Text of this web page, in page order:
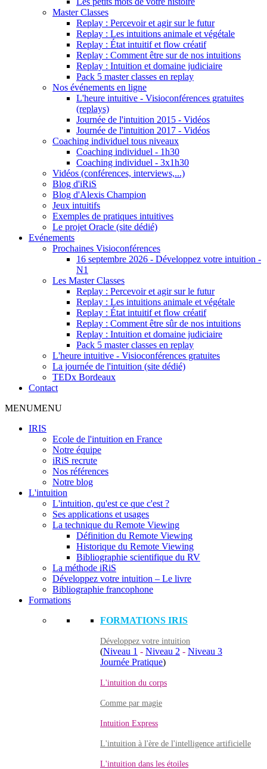
Master Classes
Replay : Percevoir et agir sur le futur
Replay : Les intuitions animale et végétale
Replay : État intuitif et flow créatif
Replay : Comment être sur de nos intuitions
Replay : Intuition et domaine judiciaire
Pack 5 master classes en replay
Nos événements en ligne
L'heure intuitive - Visioconférences gratuites
(replays)
Journée de l'intuition 2015 - Vidéos
Journée de l'intuition 2017 - Vidéos
Coaching individuel tous niveaux
Coaching individuel - 1h30
Coaching individuel - 3x1h30
Vidéos (conférences, interviews,...)
Blog d'iRiS
Blog d'Alexis Champion
Jeux intuitifs
Exemples de pratiques intuitives
Le projet Oracle (site dédié)
Evénements
Prochaines Visioconférences
16 septembre 2026 - Développez votre intuition -
N1
Les Master Classes
Replay : Percevoir et agir sur le futur
Replay : Les intuitions animale et végétale
Replay : État intuitif et flow créatif
Replay : Comment être sûr de nos intuitions
Replay : Intuition et domaine judiciaire
Pack 5 master classes en replay
L'heure intuitive - Visioconférences gratuites
La journée de l'intuition (site dédié)
TEDx Bordeaux
Contact
MENUMENU
IRIS
Ecole de l'intuition en France
Notre équipe
iRiS recrute
Nos références
Notre blog
L'intuition
L'intuition, qu'est ce que c'est ?
Ses applications et usages
La technique du Remote Viewing
Définition du Remote Viewing
Historique du Remote Viewing
Bibliographie scientifique du RV
La méthode iRiS
Développez votre intuition – Le livre
Bibliographie francophone
Formations
FORMATIONS IRIS
Développez votre intuition
(Niveau 1 - Niveau 2 - Niveau 3
Journée Pratique)
L'intuition du corps
Comme par magie
Intuition Express
L'intuition à l'ère de l'intelligence artificielle
L'intuition dans les étoiles